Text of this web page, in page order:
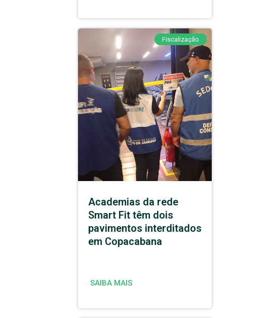
Fiscalização
Academias da rede
Smart Fit têm dois
pavimentos interditados
em Copacabana
SAIBA MAIS